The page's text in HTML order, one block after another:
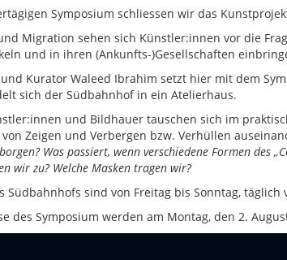
Symposium schliessen wir das
Migration sehen sich Künstler:innen vor die
und in ihren (Ankunfts-)Gesellschaften
Kurator Waleed Ibrahim setzt hier mit dem
sich der Südbahnhof in ein Atelierhaus.
und Bildhauer tauschen sich im
Zeigen und Verbergen bzw. Verhüllen
Was passiert, wenn verschiedene Formen des
wir zu? Welche Masken tragen wir?
Südbahnhofs sind von Freitag bis Sonntag,
des Symposium werden am Montag, den 2.